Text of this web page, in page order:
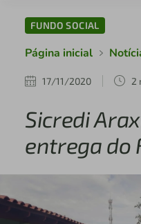
FUNDO SOCIAL
Página inicial
17/11/2020 2
Sicredi
entrega do